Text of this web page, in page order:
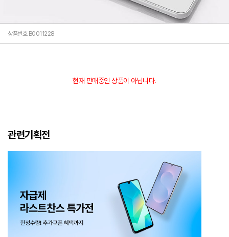
상품번호 B0011228
현재 판매중인 상품이 아닙니다.
관련기획전